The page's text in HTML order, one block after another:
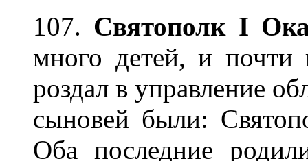
107. Святополк I
много детей, и
роздал в управление
сыновей были:
Оба последние